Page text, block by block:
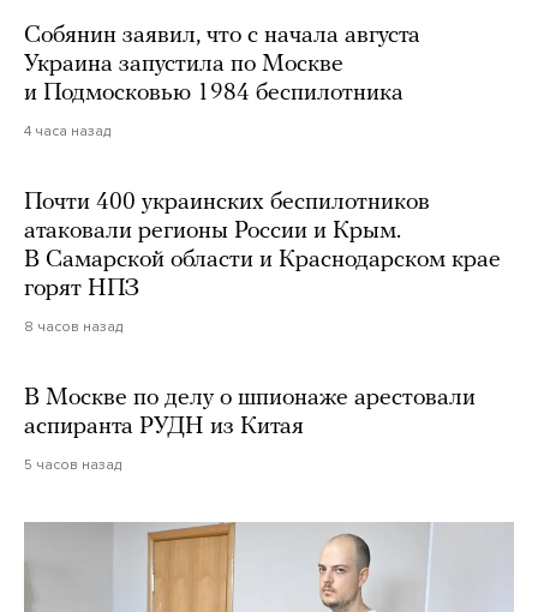
Собянин заявил, что с начала августа
Украина запустила по Москве
и Подмосковью 1984 беспилотника
4 часа назад
Почти 400 украинских беспилотников
атаковали регионы России и Крым.
В Самарской области и Краснодарском крае
горят НПЗ
8 часов назад
В Москве по делу о шпионаже арестовали
аспиранта РУДН из Китая
5 часов назад